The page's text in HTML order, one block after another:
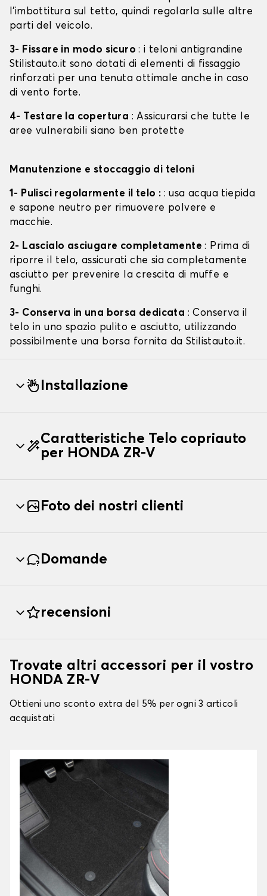
l'imbottitura sul tetto, quindi regolarla sulle altre
parti del veicolo.
3- Fissare in modo sicuro: i teloni antigrandine
Stilistauto.it sono dotati di elementi di fissaggio
rinforzati per una tenuta ottimale anche in caso
di vento forte.
4- Testare la copertura : Assicurarsi che tutte le
aree vulnerabili siano ben protette
Manutenzione e stoccaggio di teloni
1- Pulisci regolarmente il telo : : usa acqua tiepida
e sapone neutro per rimuovere polvere e
macchie.
2- Lascialo asciugare completamente: Prima di
riporre il telo, assicurati che sia completamente
asciutto per prevenire la crescita di muffe e
funghi.
3- Conserva in una borsa dedicata : Conserva il
telo in uno spazio pulito e asciutto, utilizzando
possibilmente una borsa fornita da Stilistauto.it.
Installazione
Caratteristiche Telo copriauto
per HONDA ZR-V
Foto dei nostri clienti
Domande
recensioni
Trovate altri accessori per il vostro
HONDA ZR-V
Ottieni uno sconto extra del 5% per ogni 3 articoli
acquistati